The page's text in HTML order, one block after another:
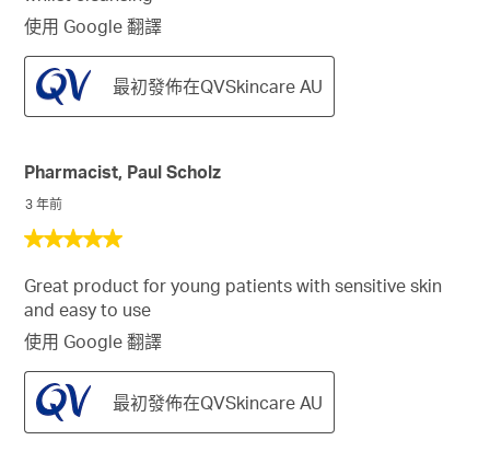
星。
使用 Google 翻譯
最初發佈在QVSkincare AU
5
共
5
星。
Pharmacist, Paul Scholz
3 年前
Great product for young patients with sensitive skin
and easy to use
使用 Google 翻譯
最初發佈在QVSkincare AU